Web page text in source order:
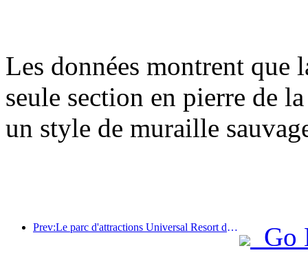
Les données montrent que
seule section en pierre de
un style de muraille
Prev:Le parc d'attractions Universal Resort de Pékin lancera son événement du Nouvel An chinois le 23 janvier, qui durera 40 jours.
Go